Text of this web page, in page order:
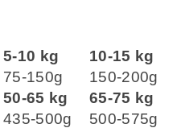
5-10 kg
10-15 kg
75-150g
150-200g
50-65 kg
65-75 kg
435-500g 500-575g